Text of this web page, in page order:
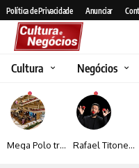
Política de Privacidade Anunciar
Cultura Negócios
Mega Polo transforma lançamento de coleção em plataforma nacional de negócios e projeta crescimento de mais de 15% Rafael Titonelly leva magia e acolhimento a crianças em tratamento oncológico em Juiz de Fora